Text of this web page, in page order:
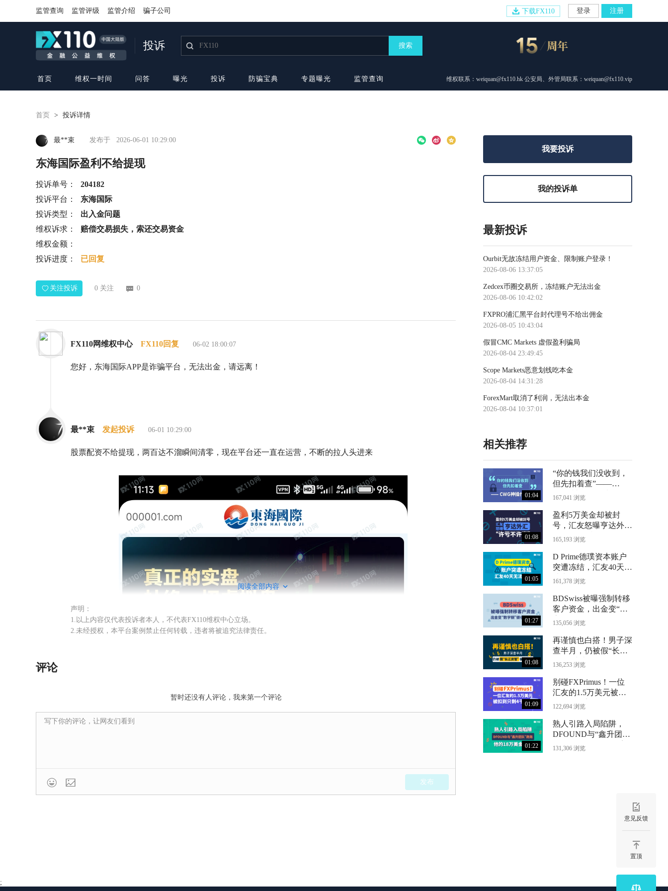
监管查询 监管评级 监管介绍 骗子公司 登录 注册
下载FX110
投诉 搜索
首页 维权一时间 问答 曝光 投诉 防骗宝典 专题曝光 监管查询 维权联系：weiquan@fx110.hk 公安局、外管局联系：weiquan@fx110.vip
首页 > 投诉详情
最**束 发布于 2026-06-01 10:29:00
东海国际盈利不给提现
投诉单号：
204182
投诉平台：
东海国际
投诉类型：
出入金问题
维权诉求：
赔偿交易损失，索还交易资金
维权金额：
投诉进度：
已回复
关注投诉 0 关注 0
FX110网维权中心 FX110回复 06-02 18:00:07
您好，东海国际APP是诈骗平台，无法出金，请远离！
最**束 发起投诉 06-01 10:29:00
股票配资不给提现，两百达不溜瞬间清零，现在平台还一直在运营，不断的拉人头进来
阅读全部内容
声明：
1.以上内容仅代表投诉者本人，不代表FX110维权中心立场。
2.未经授权，本平台案例禁止任何转载，违者将被追究法律责任。
评论
暂时还没有人评论，我来第一个评论
 发布
我要投诉
我的投诉单
最新投诉
Ourbit无故冻结用户资金、限制账户登录！
2026-08-06 13:37:05
Zedcex币圈交易所，冻结账户无法出金
2026-08-06 10:42:02
FXPRO浦汇黑平台封代理号不给出佣金
2026-08-05 10:43:04
假冒CMC Markets 虚假盈利骗局
2026-08-04 23:49:45
Scope Markets恶意划线吃本金
2026-08-04 14:31:28
ForexMart取消了利润，无法出本金
2026-08-04 10:37:01
相关推荐
01:04
“你的钱我们没收到，
但先扣着查”——
CWG神操作曝光
167,041 浏览
01:08
盈利5万美金却被封
号，汇友怒曝亨达外汇
“许亏不许赢”
165,193 浏览
01:05
D Prime德璞资本账户
突遭冻结，汇友40天无
法出金
161,378 浏览
01:27
BDSwiss被曝强制转移
客户资金，出金变“数
字铜”锁仓24个月
135,056 浏览
01:08
再谨慎也白搭！男子深
查半月，仍被假“长江
资管”骗光71万
136,253 浏览
01:09
别碰FXPrimus！一位
汇友的1.5万美元被扣
到只剩4千
122,694 浏览
01:22
熟人引路入局陷阱，
DFOUND与“鑫升团
队”跑路，他的18万美
131,306 浏览
意见反馈
置顶
;